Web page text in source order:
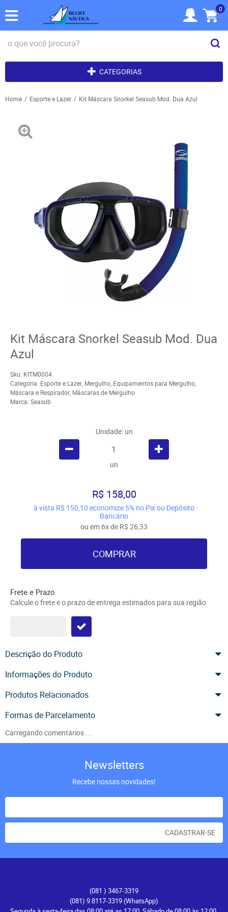
0
CATEGORIAS
Home Esporte e Lazer Kit Máscara Snorkel Seasub Mod. Dua Azul
Kit Máscara Snorkel Seasub Mod. Dua
Azul
Sku: KITM0004
Categoria: Esporte e Lazer, Mergulho, Equipamentos para Mergulho,
Máscara e Respirador, Máscaras de Mergulho
Marca: Seasub
Unidade: un
un
R$ 158,00
à vista R$ 150,10 economize 5% no Pix ou Depósito
Bancário
ou em 6xde R$ 26,33
COMPRAR
Frete e Prazo
Calcule o frete e o prazo de entrega estimados para sua região:
Descrição do Produto
Informações do Produto
Produtos Relacionados
Formas de Parcelamento
Carregando comentários ...
Newsletters
Recebe nossas novidades!
CADASTRAR-SE
(081 ) 3467-3319
(081) 9.8117-3319(WhatsApp)